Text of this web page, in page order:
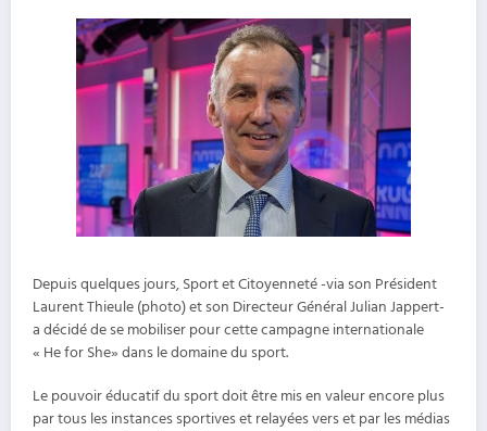
Depuis quelques jours, Sport et Citoyenneté -via son Président
Laurent Thieule (photo) et son Directeur Général Julian Jappert-
a décidé de se mobiliser pour cette campagne internationale
« He for She» dans le domaine du sport.
Le pouvoir éducatif du sport doit être mis en valeur encore plus
par tous les instances sportives et relayées vers et par les médias